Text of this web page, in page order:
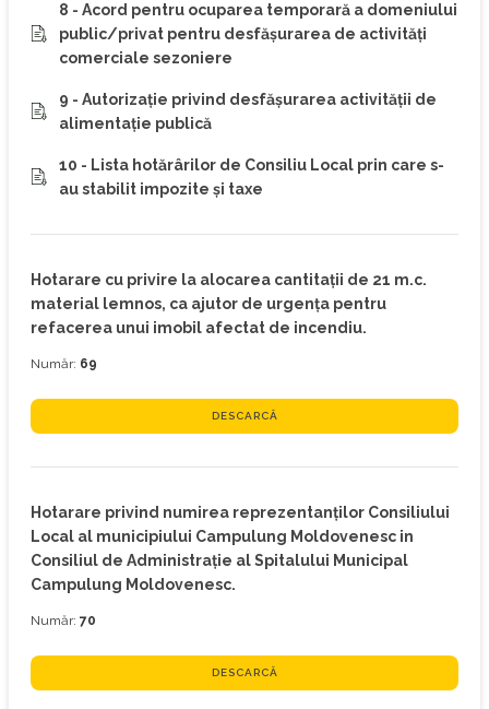
8 - Acord pentru ocuparea temporară a domeniului
public/privat pentru desfăşurarea de activităţi
comerciale sezoniere
9 - Autorizaţie privind desfăşurarea activităţii de
alimentaţie publică
10 - Lista hotărârilor de Consiliu Local prin care s-
au stabilit impozite şi taxe
Hotarare cu privire la alocarea cantitaţii de 21 m.c.
material lemnos, ca ajutor de urgenţa pentru
refacerea unui imobil afectat de incendiu.
Număr: 69
DESCARCĂ
Hotarare privind numirea reprezentanţilor Consiliului
Local al municipiului Campulung Moldovenesc in
Consiliul de Administraţie al Spitalului Municipal
Campulung Moldovenesc.
Număr: 70
DESCARCĂ